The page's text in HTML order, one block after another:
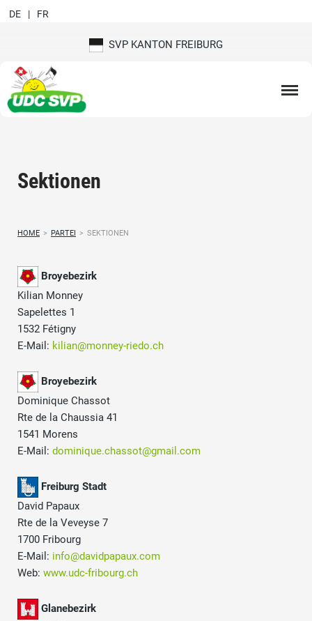
SVP KANTON FREIBURG
DE FR
Sektionen
HOME > PARTEI > SEKTIONEN
Broyebezirk
Kilian Monney
Sapelettes 1
1532 Fétigny
E-Mail: kilian@monney-riedo.ch
Broyebezirk
Dominique Chassot
Rte de la Chaussia 41
1541 Morens
E-Mail: dominique.chassot@gmail.com
Freiburg Stadt
David Papaux
Rte de la Veveyse 7
1700 Fribourg
E-Mail: info@davidpapaux.com
Web: www.udc-fribourg.ch
Glanebezirk